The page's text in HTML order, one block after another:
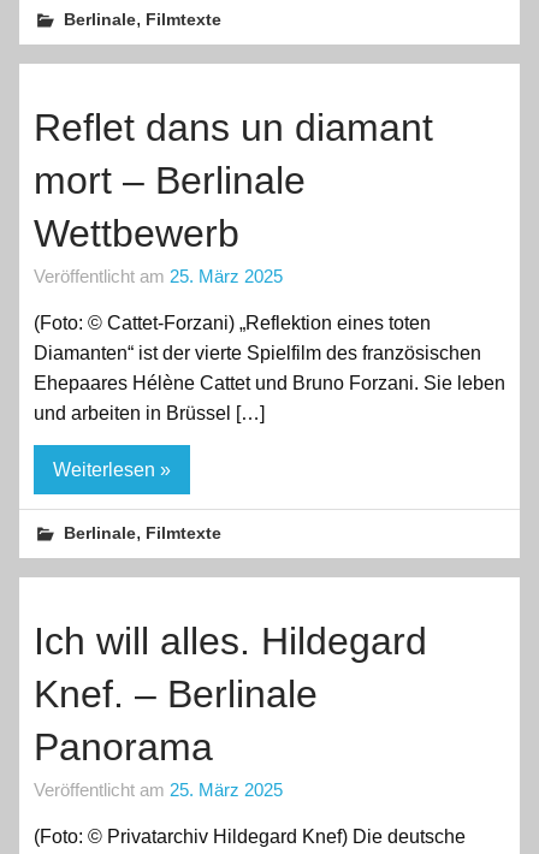
Berlinale, Filmtexte
Reflet dans un diamant
mort – Berlinale
Wettbewerb
Veröffentlicht am 25. März 2025
(Foto: © Cattet-Forzani) „Reflektion eines toten
Diamanten“ ist der vierte Spielfilm des französischen
Ehepaares Hélène Cattet und Bruno Forzani. Sie leben
und arbeiten in Brüssel […]
Weiterlesen »
Berlinale, Filmtexte
Ich will alles. Hildegard
Knef. – Berlinale
Panorama
Veröffentlicht am 25. März 2025
(Foto: © Privatarchiv Hildegard Knef) Die deutsche